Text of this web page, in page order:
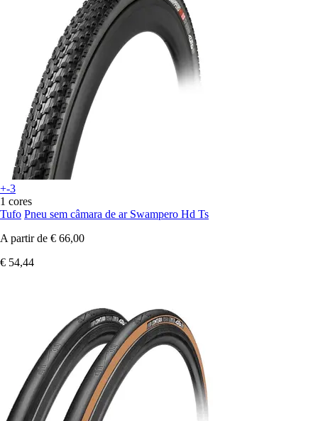
+-3
1 cores
Tufo Pneu sem câmara de ar Swampero Hd Ts
A partir de € 66,00
€ 54,44